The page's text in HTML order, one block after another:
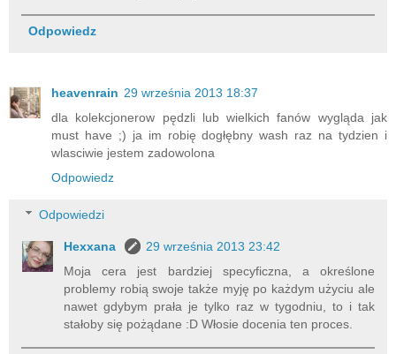
Odpowiedz
heavenrain 29 września 2013 18:37
dla kolekcjonerow pędzli lub wielkich fanów wygląda jak
must have ;) ja im robię dogłębny wash raz na tydzien i
wlasciwie jestem zadowolona
Odpowiedz
Odpowiedzi
Hexxana
29 września 2013 23:42
Moja cera jest bardziej specyficzna, a określone
problemy robią swoje także myję po każdym użyciu ale
nawet gdybym prała je tylko raz w tygodniu, to i tak
stałoby się pożądane :D Włosie docenia ten proces.